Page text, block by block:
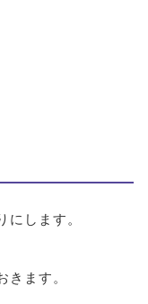
します。
ます。